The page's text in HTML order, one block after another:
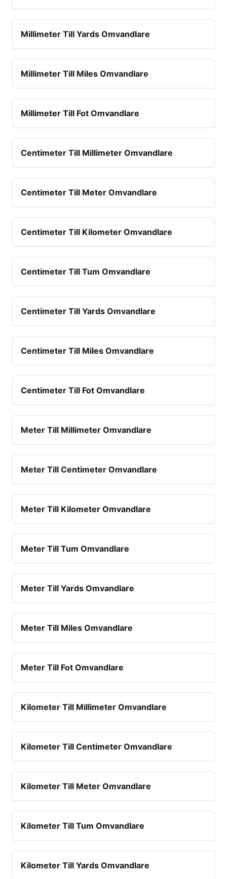
Millimeter Till Yards Omvandlare
Millimeter Till Miles Omvandlare
Millimeter Till Fot Omvandlare
Centimeter Till Millimeter Omvandlare
Centimeter Till Meter Omvandlare
Centimeter Till Kilometer Omvandlare
Centimeter Till Tum Omvandlare
Centimeter Till Yards Omvandlare
Centimeter Till Miles Omvandlare
Centimeter Till Fot Omvandlare
Meter Till Millimeter Omvandlare
Meter Till Centimeter Omvandlare
Meter Till Kilometer Omvandlare
Meter Till Tum Omvandlare
Meter Till Yards Omvandlare
Meter Till Miles Omvandlare
Meter Till Fot Omvandlare
Kilometer Till Millimeter Omvandlare
Kilometer Till Centimeter Omvandlare
Kilometer Till Meter Omvandlare
Kilometer Till Tum Omvandlare
Kilometer Till Yards Omvandlare